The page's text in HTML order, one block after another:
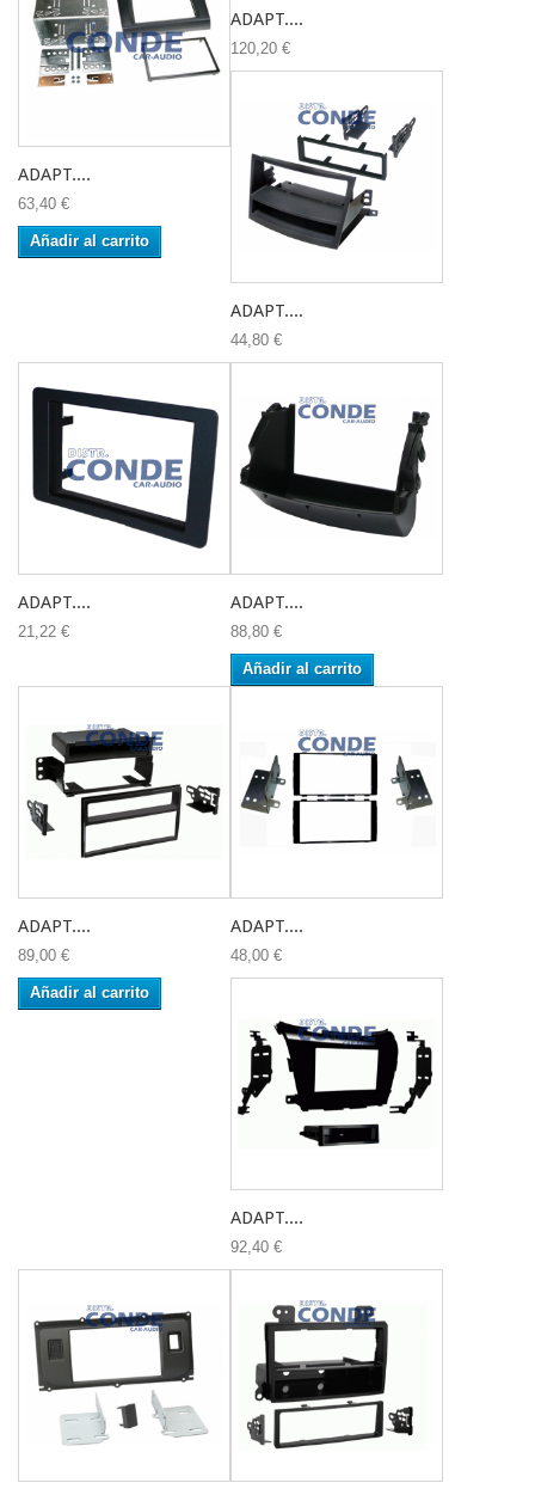
ADAPT....
63,40 €
Añadir al carrito
ADAPT....
120,20 €
ADAPT....
44,80 €
ADAPT....
21,22 €
ADAPT....
88,80 €
Añadir al carrito
ADAPT....
89,00 €
Añadir al carrito
ADAPT....
48,00 €
ADAPT....
92,40 €